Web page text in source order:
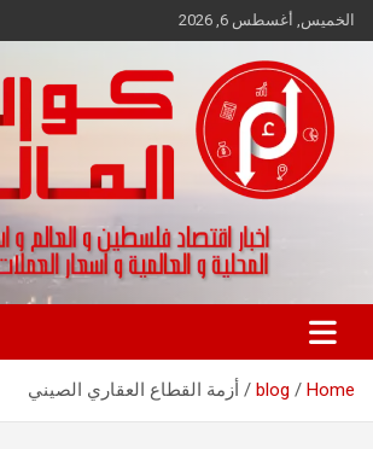
Skip
to
الخميس, أغسطس 6, 2026
كواليس المال
اخبار اقتصاد فلسطين و العالم و تقارير اسواق
Home
blog أزمة القطاع العقاري الصيني